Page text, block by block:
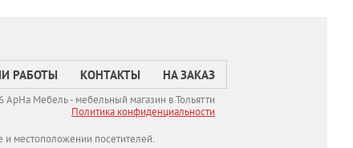
РАБОТЫ КОНТАКТЫ НА ЗАКАЗ
АрНа Мебель - мебельный магазин в Тольятти
Политикa конфиденциальности
местоположении посетителей.